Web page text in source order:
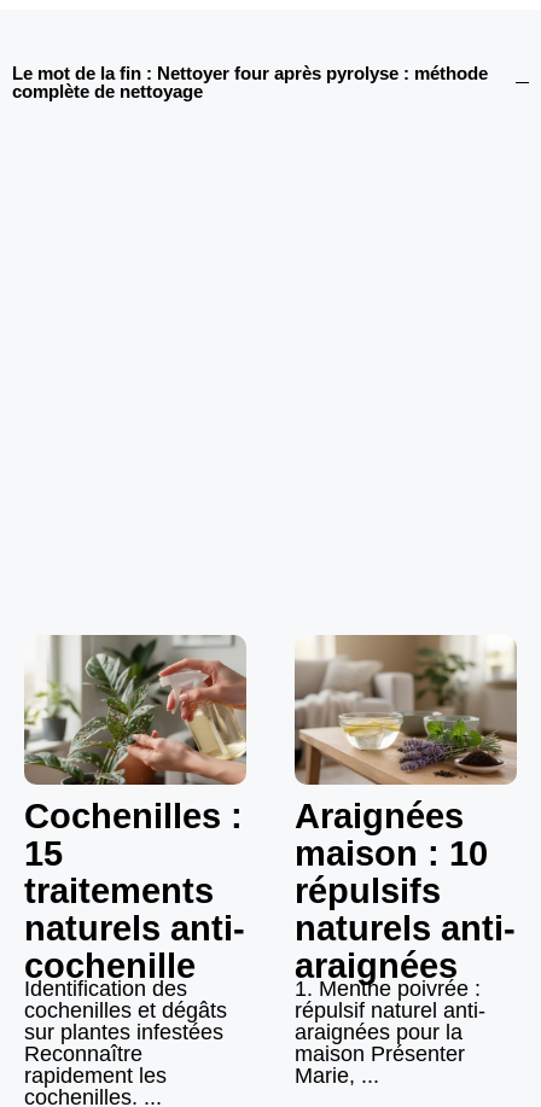
Le mot de la fin : Nettoyer four après pyrolyse : méthode
complète de nettoyage
Cochenilles :
15
traitements
naturels anti-
cochenille
Identification des
cochenilles et dégâts
sur plantes infestées
Reconnaître
rapidement les
cochenilles. ...
Araignées
maison : 10
répulsifs
naturels anti-
araignées
1. Menthe poivrée :
répulsif naturel anti-
araignées pour la
maison Présenter
Marie, ...